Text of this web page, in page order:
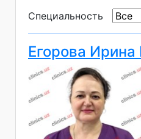
Специальность
Егорова Ирина